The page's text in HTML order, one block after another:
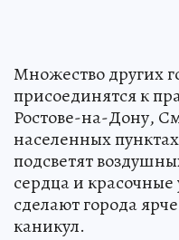
Множество других
присоединятся к
Ростове-на-Дону,
населенных
подсветят
сердца и
сделают города
каникул.